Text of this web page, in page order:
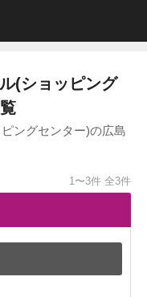
(ショッピング
ングセンター)の広島
1〜3件 全3件